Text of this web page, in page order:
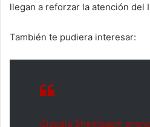
llegan a reforzar la atención del
También te pudiera interesar:
Claudia Sheinbaum